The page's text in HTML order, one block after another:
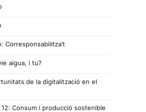
Corresponsabilitza’t
aigua, i tu?
de la digitalització en el
Consum i producció sostenible